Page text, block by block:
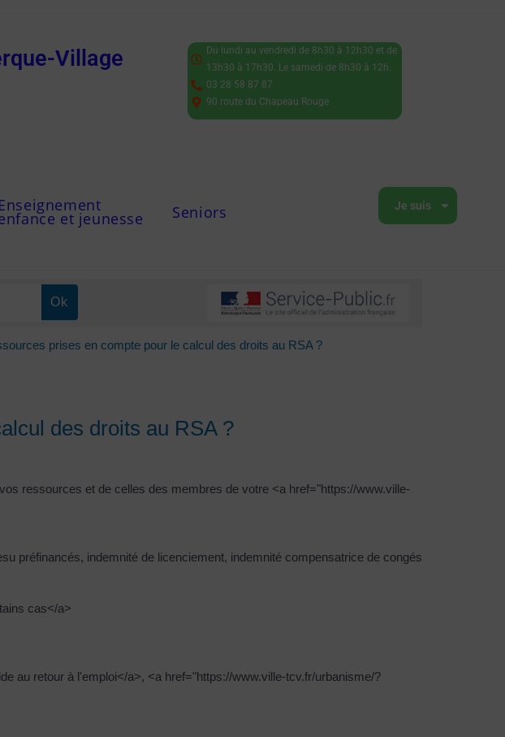
Village
Du lundi au vendredi de 8h30 à 12h30 et de
13h30 à 17h30. Le samedi de 8h30 à 12h.
03 28 58 87 87
90 route du Chapeau Rouge
Enseignement
et jeunesse Seniors Je suis
prises en compte pour le calcul des droits au RSA ?
des droits au RSA ?
ressources et de celles des membres de votre <a href="https://www.ville-
préfinancés, indemnité de licenciement, indemnité compensatrice de congés
cas</a>
au retour à l'emploi</a>, <a href="https://www.ville-tcv.fr/urbanisme/?